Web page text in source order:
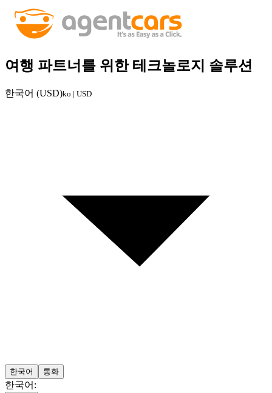
여행 파트너를 위한 테크놀로지 솔루션
한국어 (USD)ko | USD
한국어 통화
한국어: